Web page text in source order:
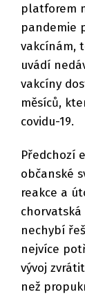
platforem
pandemie
vakcínám,
uvádí
vakcíny
měsíců,
covidu-19.
Předchozí
občanské
reakce a
chorvatská
nechybí
nejvíce
vývoj
než